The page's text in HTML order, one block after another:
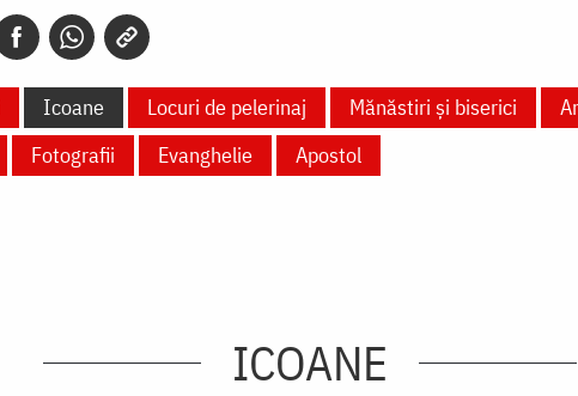
Icoane Locuri de pelerinaj Mănăstiri și biserici
Fotografii Evanghelie Apostol
ICOANE